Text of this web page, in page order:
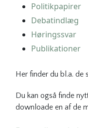
Politikpapirer
Debatindlæg
Høringssvar
Publikationer
Her finder du bl.a. de
Du kan også finde
downloade en af de